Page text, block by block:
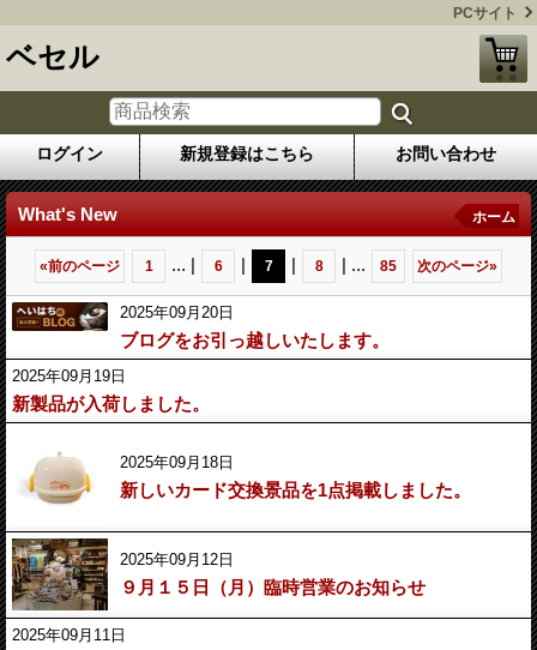
PCサイト
ベセル
ログイン 新規登録はこちら お問い合わせ
What's New ホーム
«前のページ 1 ... | 6 | 7 | 8 | ... 85 次のページ»
2025年09月20日
ブログをお引っ越しいたします。
2025年09月19日
新製品が入荷しました。
2025年09月18日
新しいカード交換景品を1点掲載しました。
2025年09月12日
９月１５日（月）臨時営業のお知らせ
2025年09月11日